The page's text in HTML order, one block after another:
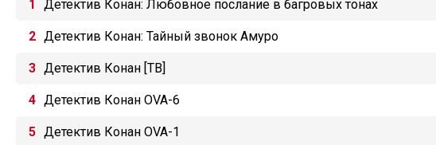
Детектив Конан: Любовное послание в багровых тонах
Детектив Конан: Тайный звонок Амуро
Детектив Конан [ТВ]
Детектив Конан OVA-6
Детектив Конан OVA-1